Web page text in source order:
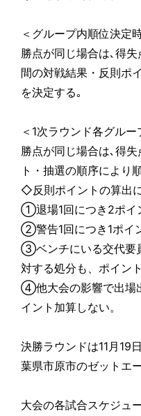
＜グループ内順位決定
勝点が同じ場合は､得
間の対戦結果・反則ポ
を決定する｡
＜1次ラウンド各グル
勝点が同じ場合は､得
ト・抽選の順序により
◇反則ポイントの算出
①退場1回につき2ポイ
②警告1回につき1ポイ
③ベンチにいる交代要
対する処分も、ポイン
④他大会の影響で出場
イント加算しない。
決勝ラウンドは11月19
葉県市原市のゼットエ
大会の各試合スケジュ